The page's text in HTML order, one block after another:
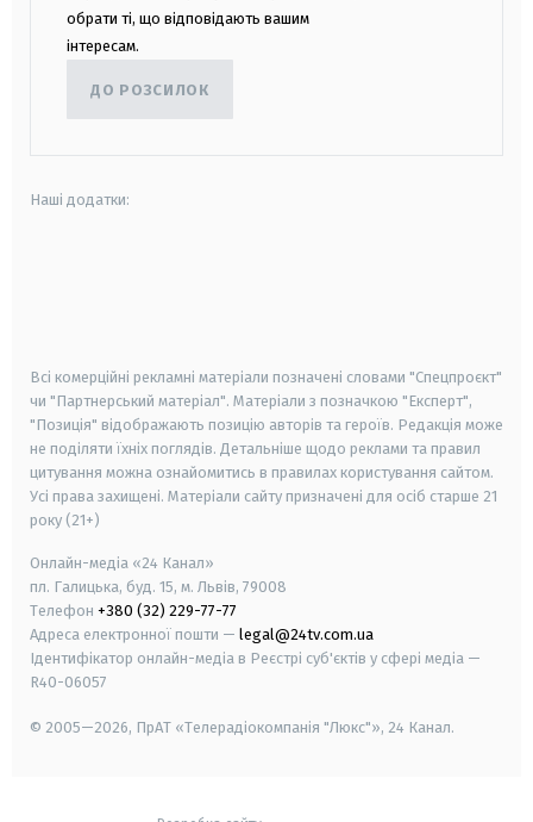
обрати ті, що відповідають вашим
інтересам.
ДО РОЗСИЛОК
Наші додатки:
Всі комерційні рекламні матеріали позначені словами "Спецпроєкт"
чи "Партнерський матеріал". Матеріали з позначкою "Експерт",
"Позиція" відображають позицію авторів та героїв. Редакція може
не поділяти їхніх поглядів. Детальніше щодо реклами та правил
цитування можна ознайомитись в правилах користування сайтом.
Усі права захищені. Матеріали сайту призначені для осіб старше 21
року (21+)
Онлайн-медіа «24 Канал»
пл. Галицька, буд. 15, м. Львів, 79008
Телефон +380 (32) 229-77-77
Адреса електронної пошти — legal@24tv.com.ua
Ідентифікатор онлайн-медіа в Реєстрі суб'єктів у сфері медіа —
R40-06057
© 2005—2026, ПрАТ «Телерадіокомпанія "Люкс"», 24 Канал.